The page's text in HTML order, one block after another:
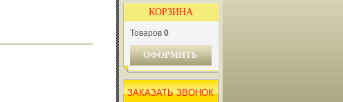
КОРЗИНА
Товаров 0
ОФОРМИТЬ
ЗАКАЗАТЬ ЗВОНОК